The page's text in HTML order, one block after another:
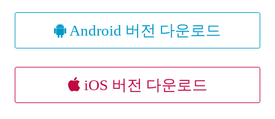
Android 버전 다운로드
iOS 버전 다운로드